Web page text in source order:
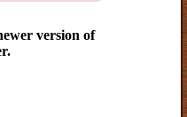
version of